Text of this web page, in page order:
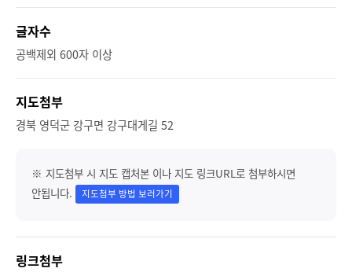
글자수
공백제외 600자 이상
지도첨부
경북 영덕군 강구면 강구대게길 52
※ 지도첨부 시 지도 캡처본 이나 지도 링크URL로 첨부하시면
안됩니다.
지도첨부 방법 보러가기
링크첨부